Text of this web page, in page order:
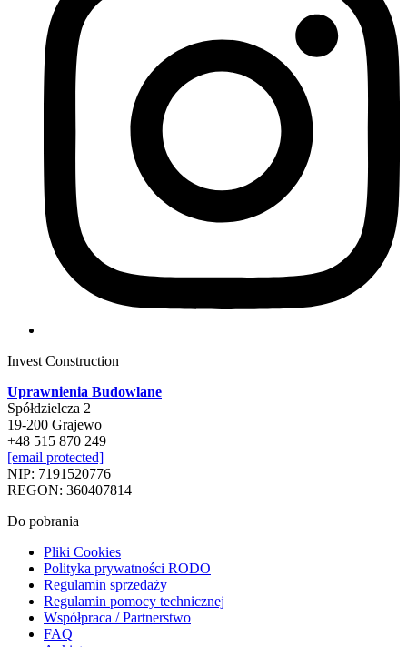
Invest Construction
Uprawnienia Budowlane
Spółdzielcza 2
19-200 Grajewo
+48 515 870 249
[email protected]
NIP: 7191520776
REGON: 360407814
Do pobrania
Pliki Cookies
Polityka prywatności RODO
Regulamin sprzedaży
Regulamin pomocy technicznej
Współpraca / Partnerstwo
FAQ